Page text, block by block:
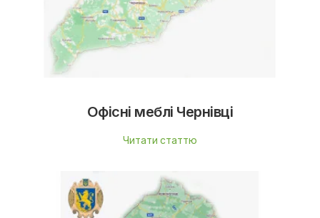
Офісні меблі Чернівці
Читати статтю